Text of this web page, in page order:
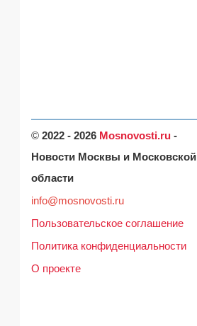
© 2022 - 2026 Mosnovosti.ru -
Новости Москвы и Московской
области
info@mosnovosti.ru
Пользовательское соглашение
Политика конфиденциальности
О проекте